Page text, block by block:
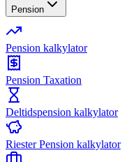
Pension
Pension kalkylator
Pension Taxation
Deltidspension kalkylator
Riester Pension kalkylator